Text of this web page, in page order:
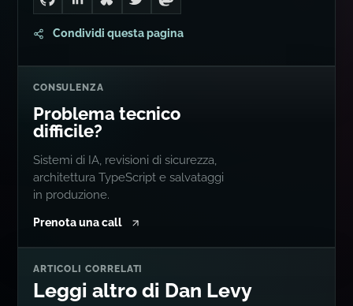
Go to Dan's GitHub
Connect with me on LinkedIn
Follow me on Bluesky
Follow me on Twitter
Follow me on Mastodon
Condividi questa pagina
CONSULENZA
Problema tecnico
difficile?
Sistemi di IA, revisioni di sicurezza,
architettura TypeScript e salvataggi
in produzione.
Prenota una call
ARTICOLI CORRELATI
Leggi altro di Dan Levy